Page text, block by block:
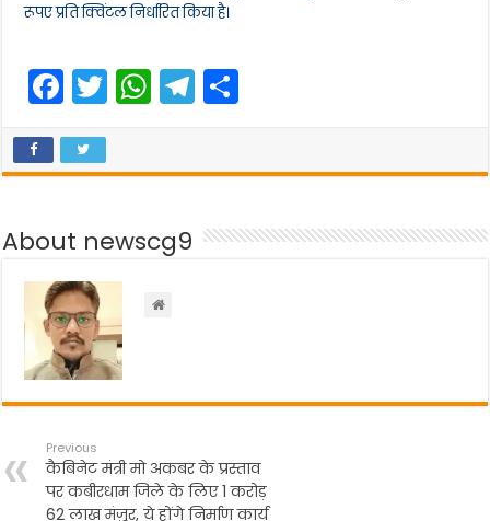
रूपए प्रति क्विंटल निर्धारित किया है।
F
a
c
e
b
o
o
k
T
w
er
W
h
ts
A
p
p
T
el
gr
a
e
About newscg9
Previous
कैबिनेट मंत्री मो अकबर के प्रस्ताव
पर कबीरधाम जिले के लिए 1 करोड़
62 लाख मंज़ूर, ये होंगे निर्माण कार्य